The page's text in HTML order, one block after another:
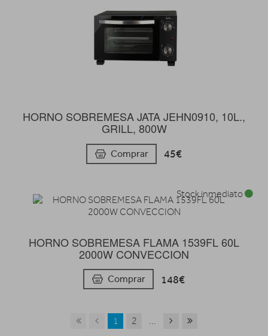
HORNO SOBREMESA JATA JEHN0910, 10L.,
GRILL, 800W
Comprar 45€
HORNO SOBREMESA FLAMA 1539FL 60L
2000W CONVECCION
Comprar 148€
Stock inmediato
1 2 ...